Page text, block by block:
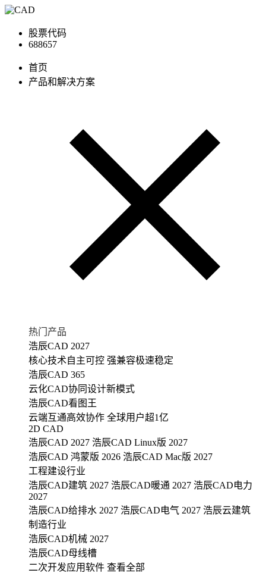
股票代码
688657
首页
产品和解决方案
热门产品
浩辰CAD 2027
核心技术自主可控 强兼容极速稳定
浩辰CAD 365
云化CAD协同设计新模式
浩辰CAD看图王
云端互通高效协作 全球用户超1亿
2D CAD
浩辰CAD 2027 浩辰CAD Linux版 2027
浩辰CAD 鸿蒙版 2026 浩辰CAD Mac版 2027
工程建设行业
浩辰CAD建筑 2027 浩辰CAD暖通 2027 浩辰CAD电力
2027
浩辰CAD给排水 2027 浩辰CAD电气 2027 浩辰云建筑
制造行业
浩辰CAD机械 2027
浩辰CAD母线槽
二次开发应用软件 查看全部